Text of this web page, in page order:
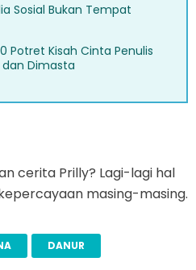
Sosial Bukan Tempat
Potret Kisah Cinta Penulis
dan Dimasta
cerita Prilly? Lagi-lagi hal
masing-masing.
DANUR